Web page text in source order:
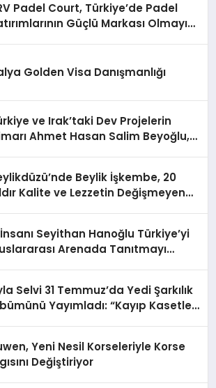
Padel Court, Türkiye’de Padel
Güçlü Markası Olmayı
Golden Visa Danışmanlığı
ve Irak’taki Dev Projelerin
Ahmet Hasan Salim Beyoğlu,
GeçirecekBeylik İşkembe, 20
Kalite ve Lezzetin Değişmeyen
Seyithan Hanoğlu Türkiye’yi
Arenada Tanıtmayı
Selvi 31 Temmuz’da Yedi Şarkılık
Yayımladı: “Kayıp Kasetler
Yeni Nesil Korseleriyle Korse
Değiştiriyor